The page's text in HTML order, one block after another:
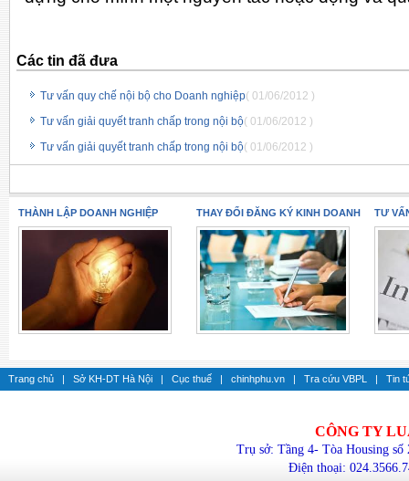
Các tin đã đưa
Tư vấn quy chế nội bộ cho Doanh nghiệp( 01/06/2012 )
Tư vấn giải quyết tranh chấp trong nội bộ( 01/06/2012 )
Tư vấn giải quyết tranh chấp trong nội bộ( 01/06/2012 )
THÀNH LẬP DOANH NGHIỆP THAY ĐỔI ĐĂNG KÝ KINH DOANH TƯ
Trang chủ | Sở KH-DT Hà Nội | Cục thuế | chinhphu.vn | Tra cứu VBPL | Tin
CÔNG TY
Trụ sở: Tầng 4- Tòa Housing
Điện thoại: